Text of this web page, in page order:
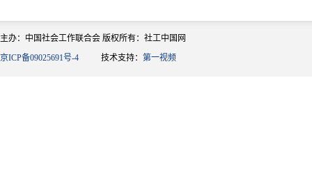
主办：中国社会工作联合会 版权所有：社工中国网
京ICP备09025691号-4 技术支持： 第一视频